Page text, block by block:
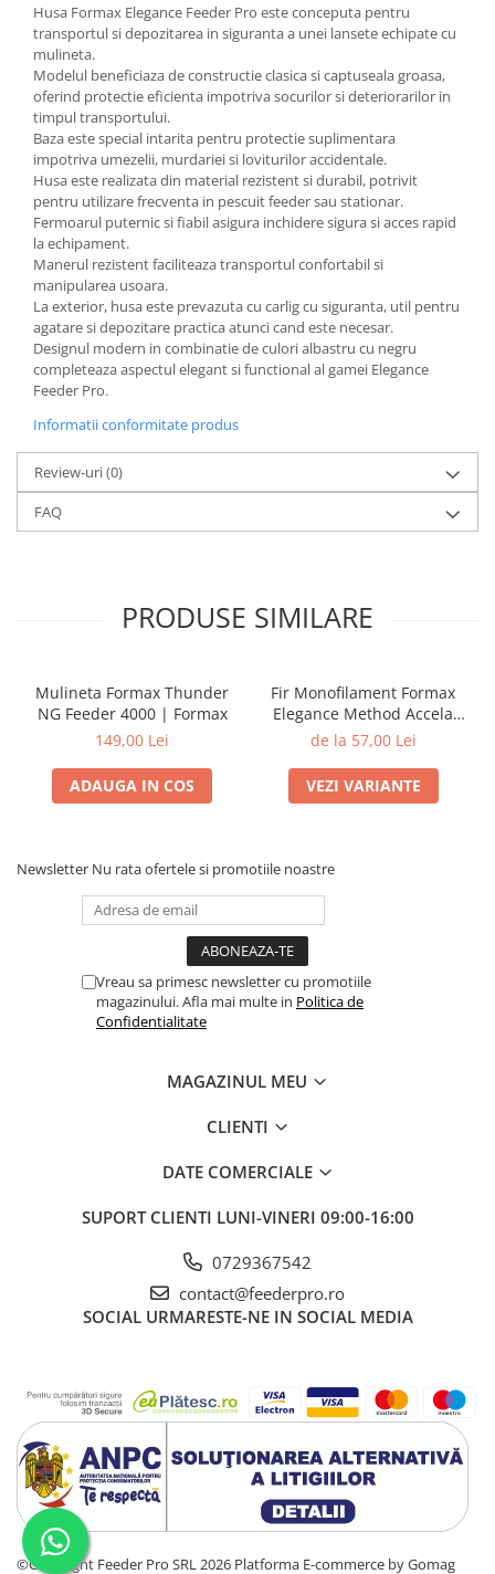
Husa Formax Elegance Feeder Pro este conceputa pentru
transportul si depozitarea in siguranta a unei lansete echipate cu
mulineta.
Modelul beneficiaza de constructie clasica si captuseala groasa,
oferind protectie eficienta impotriva socurilor si deteriorarilor in
timpul transportului.
Baza este special intarita pentru protectie suplimentara
impotriva umezelii, murdariei si loviturilor accidentale.
Husa este realizata din material rezistent si durabil, potrivit
pentru utilizare frecventa in pescuit feeder sau stationar.
Fermoarul puternic si fiabil asigura inchidere sigura si acces rapid
la echipament.
Manerul rezistent faciliteaza transportul confortabil si
manipularea usoara.
La exterior, husa este prevazuta cu carlig cu siguranta, util pentru
agatare si depozitare practica atunci cand este necesar.
Designul modern in combinatie de culori albastru cu negru
completeaza aspectul elegant si functional al gamei Elegance
Feeder Pro.
Informatii conformitate produs
Review-uri(0)
FAQ
PRODUSE SIMILARE
Mulineta Formax Thunder
NG Feeder 4000 | Formax
149,00 Lei
ADAUGA IN COS
Fir Monofilament Formax
Elegance Method Accela
Distance Feeder Fluo 1000m
de la 57,00 Lei
VEZI VARIANTE
Newsletter Nu rata ofertele si promotiile noastre
Vreau sa primesc newsletter cu promotiile
magazinului. Afla mai multe in Politica de
Confidentialitate
MAGAZINUL MEU
CLIENTI
DATE COMERCIALE
SUPORT CLIENTI LUNI-VINERI 09:00-16:00
0729367542
contact@feederpro.ro
SOCIAL URMARESTE-NE IN SOCIAL MEDIA
©Copyright Feeder Pro SRL 2026 Platforma E-commerce by Gomag